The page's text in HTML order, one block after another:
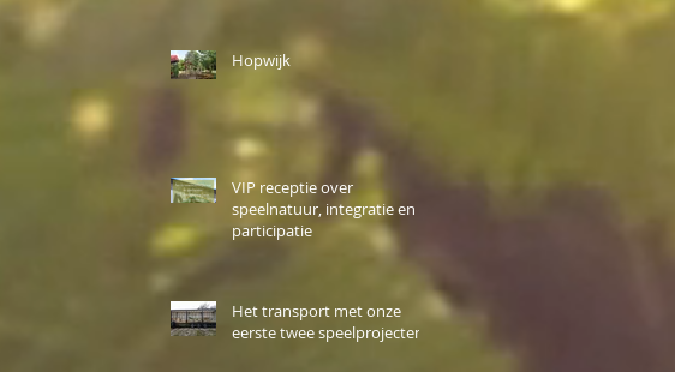
Hopwijk
VIP receptie over
speelnatuur, integratie en
participatie
Het transport met onze
eerste twee speelprojecten.